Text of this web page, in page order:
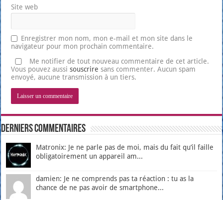
Site web
Enregistrer mon nom, mon e-mail et mon site dans le
navigateur pour mon prochain commentaire.
Me notifier de tout nouveau commentaire de cet article.
Vous pouvez aussisouscrire sans commenter. Aucun spam
envoyé, aucune transmission à un tiers.
Derniers Commentaires
Matronix: Je ne parle pas de moi, mais du fait qu’il faille
obligatoirement un appareil am...
damien: Je ne comprends pas ta réaction : tu as la
chance de ne pas avoir de smartphone...